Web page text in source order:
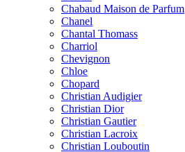
Chabaud Maison de Parfum
Chanel
Chantal Thomass
Charriol
Chevignon
Chloe
Chopard
Christian Audigier
Christian Dior
Christian Gautier
Christian Lacroix
Christian Louboutin